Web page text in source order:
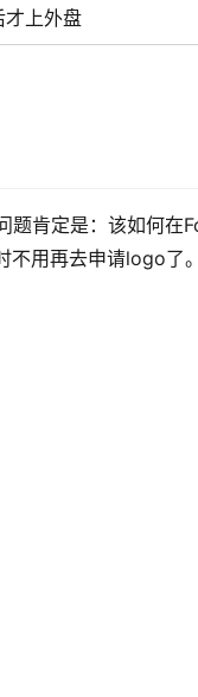
才上外盘
题肯定是：该如何
用再去申请logo了。